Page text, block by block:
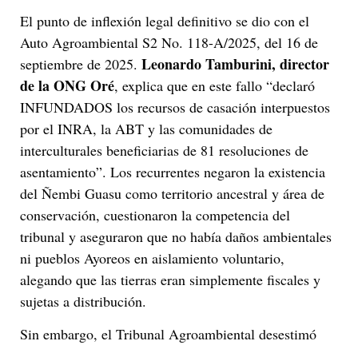
El punto de inflexión legal definitivo se dio con el
Auto Agroambiental S2 No. 118-A/2025, del 16 de
septiembre de 2025. Leonardo Tamburini, director
de la ONG Oré, explica que en este fallo “declaró
INFUNDADOS los recursos de casación interpuestos
por el INRA, la ABT y las comunidades de
interculturales beneficiarias de 81 resoluciones de
asentamiento”. Los recurrentes negaron la existencia
del Ñembi Guasu como territorio ancestral y área de
conservación, cuestionaron la competencia del
tribunal y aseguraron que no había daños ambientales
ni pueblos Ayoreos en aislamiento voluntario,
alegando que las tierras eran simplemente fiscales y
sujetas a distribución.
Sin embargo, el Tribunal Agroambiental desestimó